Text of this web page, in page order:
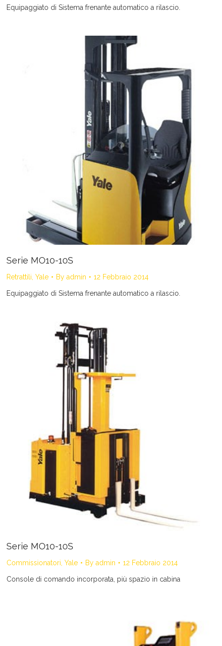
Equipaggiato di Sistema frenante automatico a rilascio.
Serie MO10-10S
Retrattili Yale By admin 12 Febbraio 2014
Equipaggiato di Sistema frenante automatico a rilascio.
Serie MO10-10S
Commissionatori Yale By admin 12 Febbraio 2014
Console di comando incorporata, più spazio in cabina